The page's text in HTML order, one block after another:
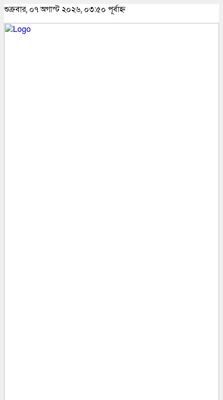
শুক্রবার, ০৭ অগাস্ট ২০২৬, ০৩:৫০ পূর্বাহ্ন